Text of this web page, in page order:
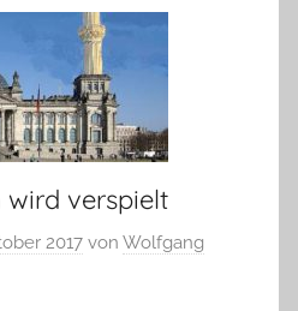
wird verspielt
2017 von Wolfgang